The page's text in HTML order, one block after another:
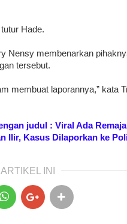
Hade.
Nensy membenarkan
tersebut.
membuat laporannya,” kata
judul : Viral Ada
Ilir, Kasus Dilaporkan ke
INI